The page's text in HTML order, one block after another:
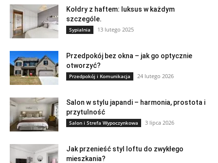
Kołdry z haftem: luksus w każdym
szczególe.
Sypialnia 13 lutego 2025
Przedpokój bez okna – jak go optycznie
otworzyć?
Przedpokój i Komunikacja 24 lutego 2026
Salon w stylu japandi – harmonia, prostota i
przytulność
Salon i Strefa Wypoczynkowa 3 lipca 2026
Jak przenieść styl loftu do zwykłego
mieszkania?